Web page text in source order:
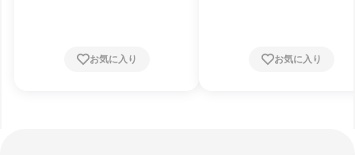
お気に入り お気に入り